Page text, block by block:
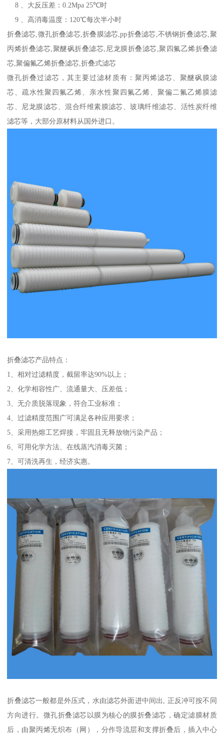
8 、大反压差：0.2Mpa 25℃时
9 、高消毒温度：120℃每次半小时
折叠滤芯,微孔折叠滤芯,折叠膜滤芯,pp折叠滤芯,不锈钢折叠滤芯,聚
丙烯折叠滤芯,聚醚砜折叠滤芯,尼龙膜折叠滤芯,聚四氟乙烯折叠滤
芯,聚偏氟乙烯折叠滤芯,折叠式滤芯
微孔折叠过滤芯，其主要过滤材质有：聚丙烯滤芯、聚醚砜膜滤
芯、疏水性聚四氟乙烯、亲水性聚四氟乙烯、聚偏二氟乙烯膜滤
芯、尼龙膜滤芯、混合纤维素膜滤芯、玻璃纤维滤芯、活性炭纤维
滤芯等，大部分原材料从国外进口。
折叠滤芯产品特点：
1、相对过滤精度，截留率达90%以上；
2、化学相容性广、流通量大、压差低；
3、无介质脱落现象，符合工业标准；
4、过滤精度范围广可满足各种应用要求；
5、采用热熔工艺焊接，牢固且无释放物污染产品；
6、可用化学方法、在线蒸汽消毒灭菌；
7、可清洗再生，经济实惠。
折叠滤芯一般都是外压式，水由滤芯外面进中间出, 正反冲可按不同
方向进行。微孔折叠滤芯以膜为核心的膜折叠滤芯，确定滤膜材质
后，由聚丙烯无织布（网），分作导流层和支撑折叠后，插入中心